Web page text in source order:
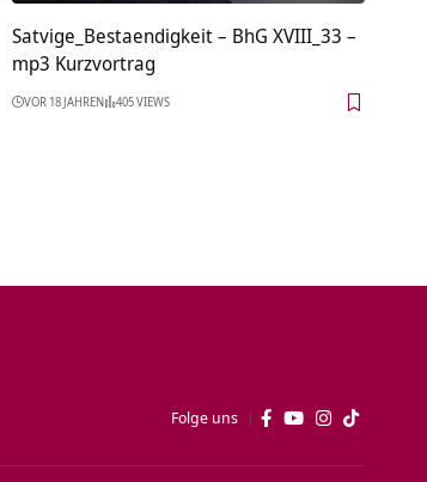
Satvige_Bestaendigkeit – BhG XVIII_33 –
mp3 Kurzvortrag
VOR 18 JAHREN 405 VIEWS
Folge uns